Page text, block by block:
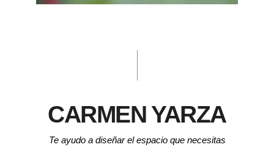
CARMEN YARZA
Te ayudo a diseñar el espacio que necesitas